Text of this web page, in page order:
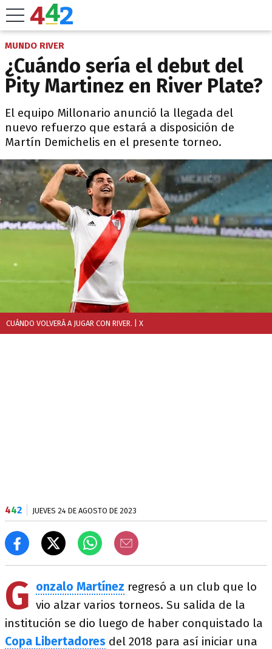
MUNDO RIVER
¿Cuándo sería el debut del
Pity Martinez en River Plate?
El equipo Millonario anunció la llegada del
nuevo refuerzo que estará a disposición de
Martín Demichelis en el presente torneo.
CUÁNDO VOLVERÁ A JUGAR CON RIVER. | X
442 JUEVES 24 DE AGOSTO DE 2023
G onzalo Martínez regresó a un club que lo
vio alzar varios torneos. Su salida de la
institución se dio luego de haber conquistado la
Copa Libertadores del 2018 para así iniciar una